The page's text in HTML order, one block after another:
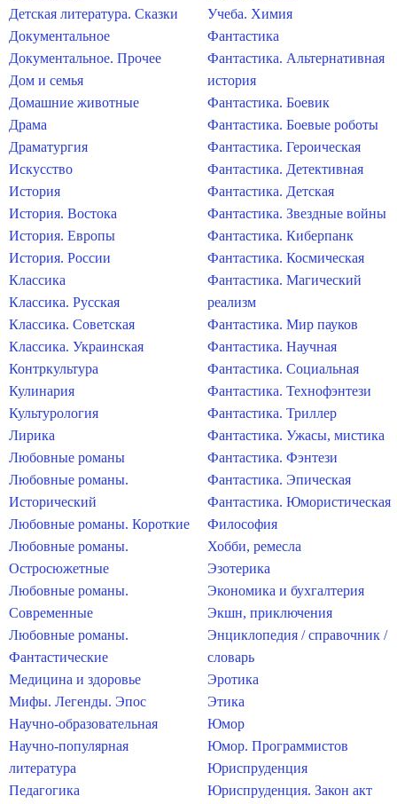
Детская литература. Сказки
Документальное
Документальное. Прочее
Дом и семья
Домашние животные
Драма
Драматургия
Искусство
История
История. Востока
История. Европы
История. России
Классика
Классика. Русская
Классика. Советская
Классика. Украинская
Контркультура
Кулинария
Культурология
Лирика
Любовные романы
Любовные романы.
Исторический
Любовные романы. Короткие
Любовные романы.
Остросюжетные
Любовные романы.
Современные
Любовные романы.
Фантастические
Медицина и здоровье
Мифы. Легенды. Эпос
Научно-образовательная
Научно-популярная
литература
Педагогика
Учеба. Химия
Фантастика
Фантастика. Альтернативная
история
Фантастика. Боевик
Фантастика. Боевые роботы
Фантастика. Героическая
Фантастика. Детективная
Фантастика. Детская
Фантастика. Звездные войны
Фантастика. Киберпанк
Фантастика. Космическая
Фантастика. Магический
реализм
Фантастика. Мир пауков
Фантастика. Научная
Фантастика. Социальная
Фантастика. Технофэнтези
Фантастика. Триллер
Фантастика. Ужасы, мистика
Фантастика. Фэнтези
Фантастика. Эпическая
Фантастика. Юмористическая
Философия
Хобби, ремесла
Эзотерика
Экономика и бухгалтерия
Экшн, приключения
Энциклопедия / справочник /
словарь
Эротика
Этика
Юмор
Юмор. Программистов
Юриспруденция
Юриспруденция. Закон акт